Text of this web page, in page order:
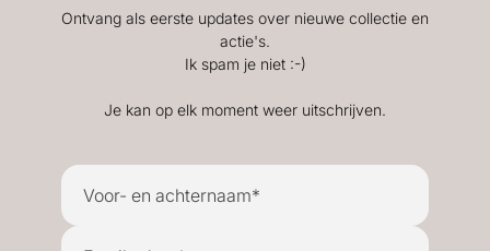
Ontvang als eerste updates over nieuwe collectie en
actie's.
Ik spam je niet :-)
Je kan op elk moment weer uitschrijven.